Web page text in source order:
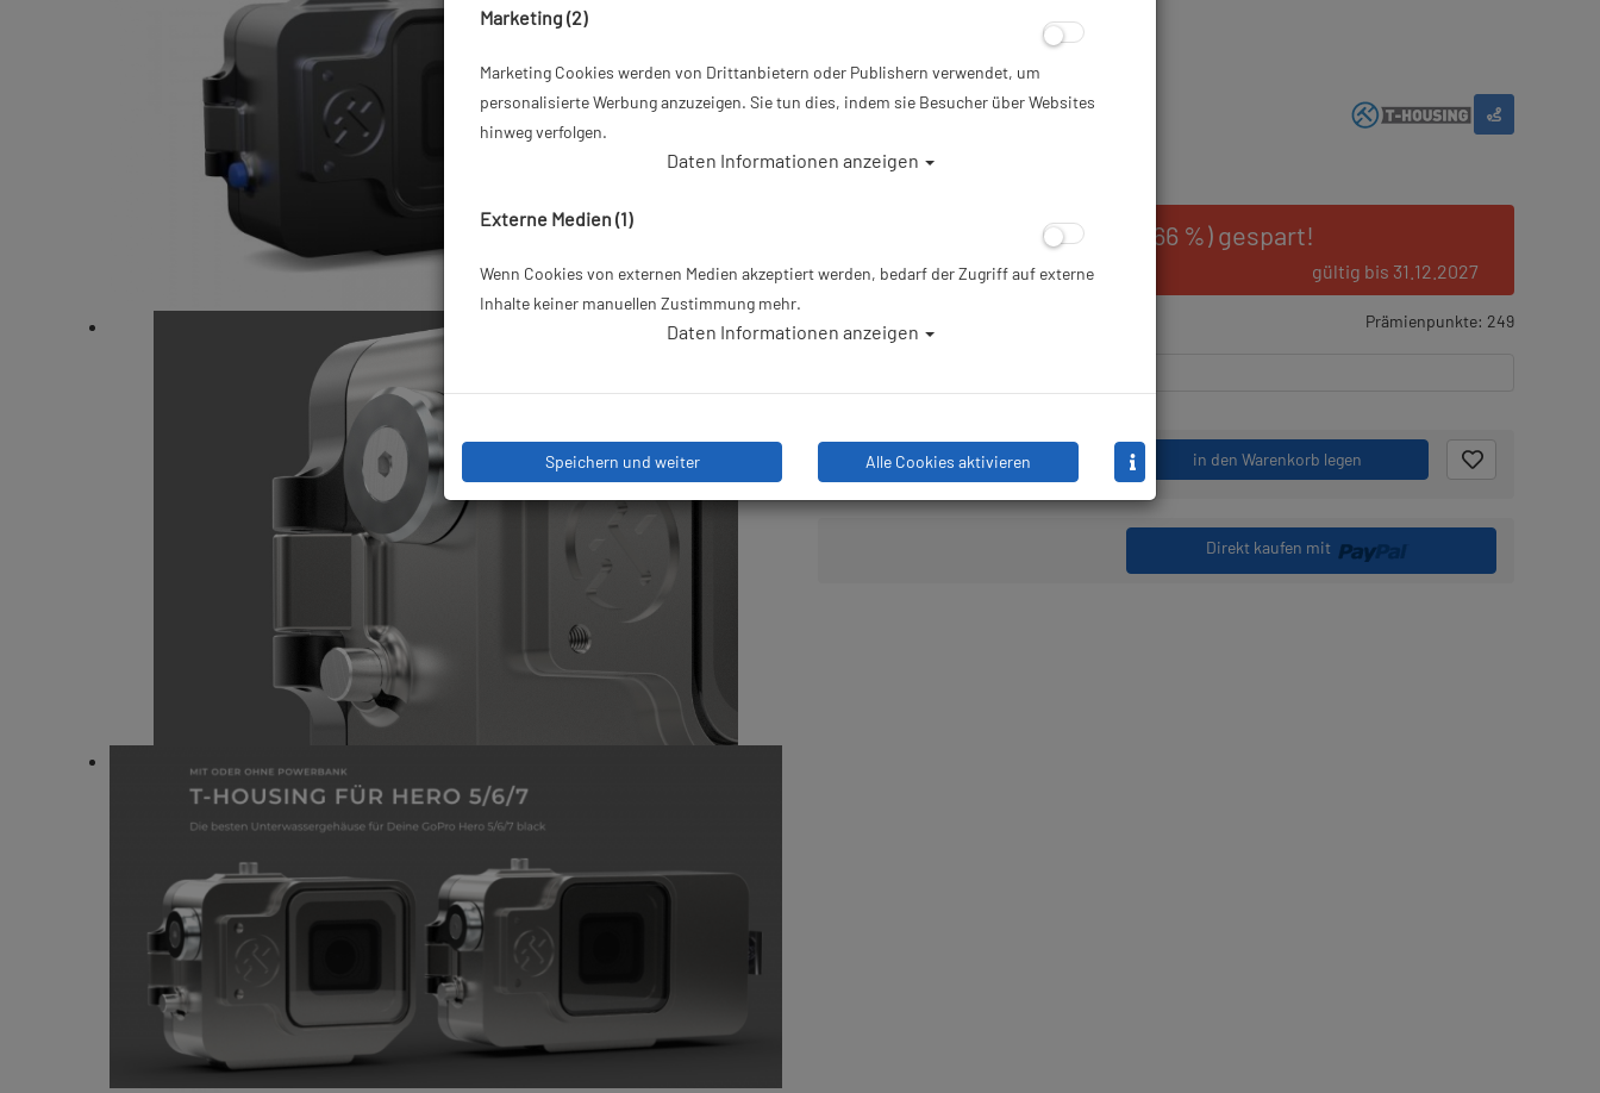
249,00 €*
Herstellerpreis: 349,00 €
100,01 € (28.66 %) gespart!
UVP:349,00 € gültig bis 31.12.2027
Prämienpunkte: 249
in den Warenkorb legen
Direkt kaufen mit
Marketing (2)
Marketing Cookies werden von Drittanbietern oder Publishern verwendet, um
personalisierte Werbung anzuzeigen. Sie tun dies, indem sie Besucher über Websites
hinweg verfolgen.
Daten Informationen anzeigen
Externe Medien (1)
Wenn Cookies von externen Medien akzeptiert werden, bedarf der Zugriff auf externe
Inhalte keiner manuellen Zustimmung mehr.
Daten Informationen anzeigen
Speichern und weiter Alle Cookies aktivieren